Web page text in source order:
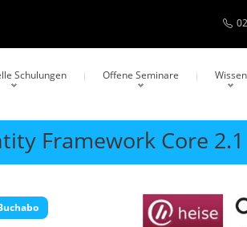
Schulungen Offene Seminare Wissen
Framework Core 2.1